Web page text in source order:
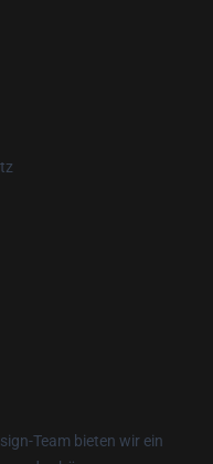
Team bieten wir ein